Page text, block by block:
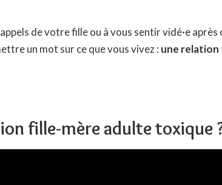
de votre fille ou à vous sentir vidé·e après
un mot sur ce que vous vivez : une relation
fille-mère adulte toxique